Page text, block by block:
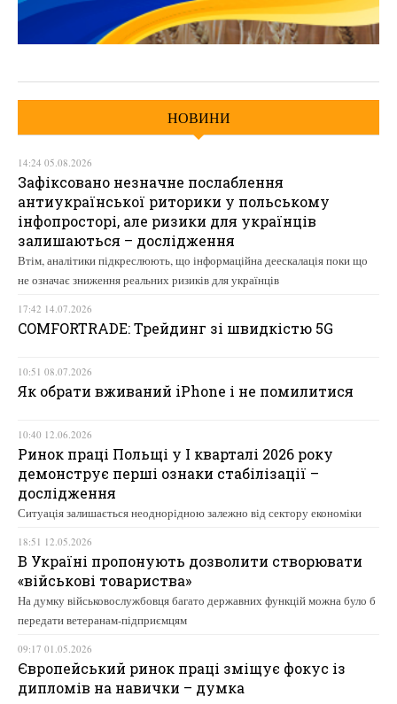
НОВИНИ
14:24 05.08.2026
Зафіксовано незначне послаблення
антиукраїнської риторики у польському
інфопросторі, але ризики для українців
залишаються – дослідження
Втім, аналітики підкреслюють, що інформаційна деескалація поки що
не означає зниження реальних ризиків для українців
17:42 14.07.2026
COMFORTRADE: Трейдинг зі швидкістю 5G
10:51 08.07.2026
Як обрати вживаний iPhone і не помилитися
10:40 12.06.2026
Ринок праці Польщі у І кварталі 2026 року
демонструє перші ознаки стабілізації –
дослідження
Ситуація залишається неоднорідною залежно від сектору економіки
18:51 12.05.2026
В Україні пропонують дозволити створювати
«військові товариства»
На думку військовослужбовця багато державних функцій можна було б
передати ветеранам-підприємцям
09:17 01.05.2026
Європейський ринок праці зміщує фокус із
дипломів на навички – думка